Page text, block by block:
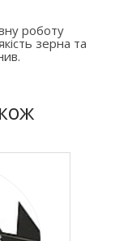
роботу
зерна та